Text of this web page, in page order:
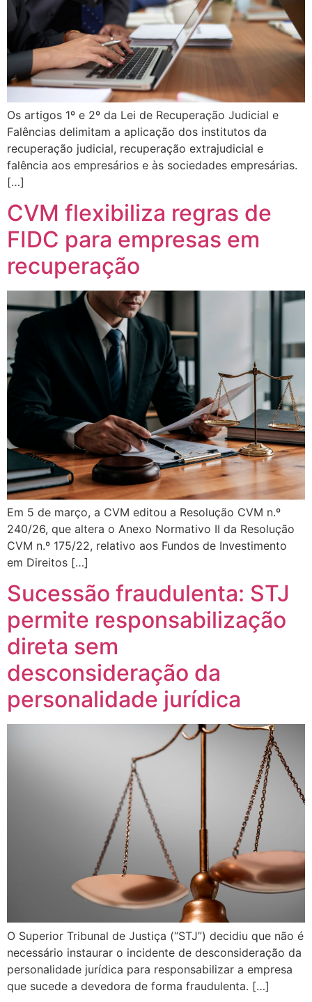
Os artigos 1º e 2º da Lei de Recuperação Judicial e
Falências delimitam a aplicação dos institutos da
recuperação judicial, recuperação extrajudicial e
falência aos empresários e às sociedades empresárias.
[…]
CVM flexibiliza regras de
FIDC para empresas em
recuperação
Em 5 de março, a CVM editou a Resolução CVM n.º
240/26, que altera o Anexo Normativo II da Resolução
CVM n.º 175/22, relativo aos Fundos de Investimento
em Direitos […]
Sucessão fraudulenta: STJ
permite responsabilização
direta sem
desconsideração da
personalidade jurídica
O Superior Tribunal de Justiça (“STJ”) decidiu que não é
necessário instaurar o incidente de desconsideração da
personalidade jurídica para responsabilizar a empresa
que sucede a devedora de forma fraudulenta. […]